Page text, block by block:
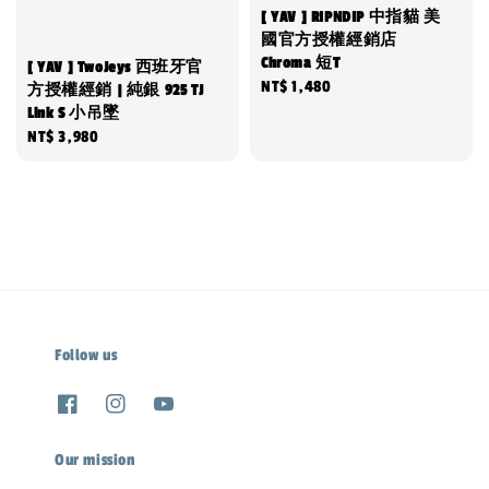
[ YAV ] TwoJeys 西班牙官
方授權經銷 | 純銀 925 TJ
Link S 小吊墜
Regular
NT$ 3,980
[ YAV ] RIPNDIP 中指貓 美
國官方授權經銷店
Chroma 短T
Regular
NT$ 1,480
Follow us
Our mission